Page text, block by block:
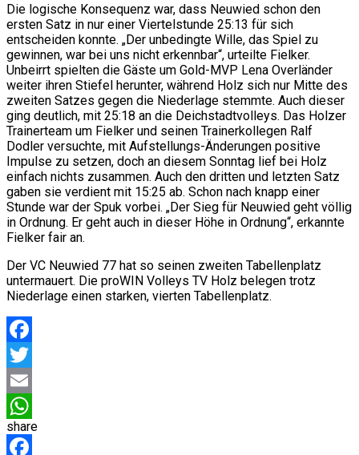
Die logische Konsequenz war, dass Neuwied schon den
ersten Satz in nur einer Viertelstunde 25:13 für sich
entscheiden konnte. „Der unbedingte Wille, das Spiel zu
gewinnen, war bei uns nicht erkennbar“, urteilte Fielker.
Unbeirrt spielten die Gäste um Gold-MVP Lena Overländer
weiter ihren Stiefel herunter, während Holz sich nur Mitte des
zweiten Satzes gegen die Niederlage stemmte. Auch dieser
ging deutlich, mit 25:18 an die Deichstadtvolleys. Das Holzer
Trainerteam um Fielker und seinen Trainerkollegen Ralf
Dodler versuchte, mit Aufstellungs-Änderungen positive
Impulse zu setzen, doch an diesem Sonntag lief bei Holz
einfach nichts zusammen. Auch den dritten und letzten Satz
gaben sie verdient mit 15:25 ab. Schon nach knapp einer
Stunde war der Spuk vorbei. „Der Sieg für Neuwied geht völlig
in Ordnung. Er geht auch in dieser Höhe in Ordnung“, erkannte
Fielker fair an.
Der VC Neuwied 77 hat so seinen zweiten Tabellenplatz
untermauert. Die proWIN Volleys TV Holz belegen trotz
Niederlage einen starken, vierten Tabellenplatz.
Facebook
Twitter
Email
WhatsApp
share